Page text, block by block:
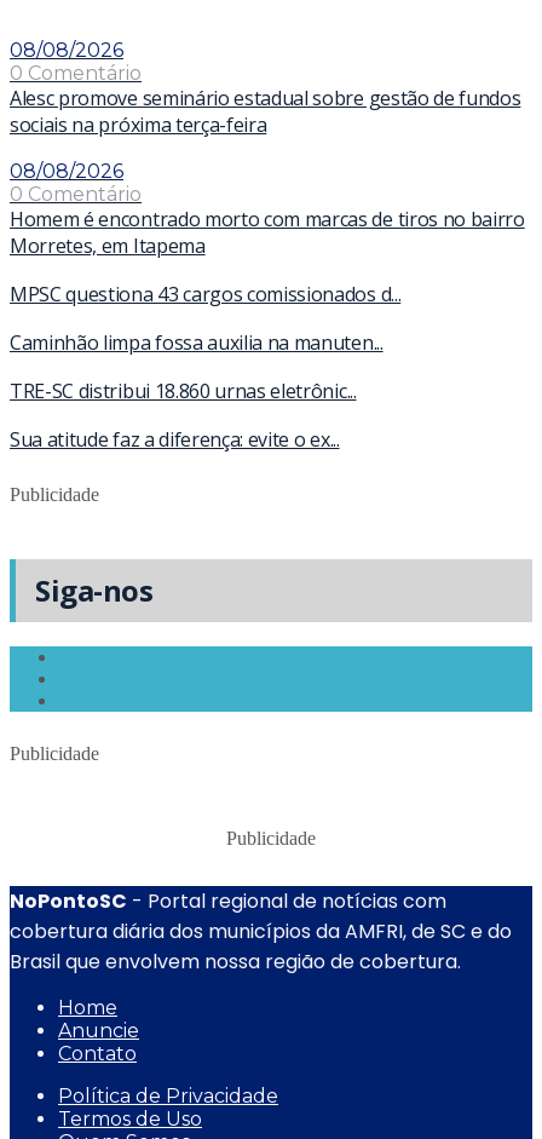
08/08/2026
0 Comentário
Alesc promove seminário estadual sobre gestão de fundos
sociais na próxima terça-feira
08/08/2026
0 Comentário
Homem é encontrado morto com marcas de tiros no bairro
Morretes, em Itapema
MPSC questiona 43 cargos comissionados d...
Caminhão limpa fossa auxilia na manuten...
TRE-SC distribui 18.860 urnas eletrônic...
Sua atitude faz a diferença: evite o ex...
Publicidade
Siga-nos
Publicidade
Publicidade
NoPontoSC - Portal regional de notícias com
cobertura diária dos municípios da AMFRI, de SC e do
Brasil que envolvem nossa região de cobertura.
Home
Anuncie
Contato
Política de Privacidade
Termos de Uso